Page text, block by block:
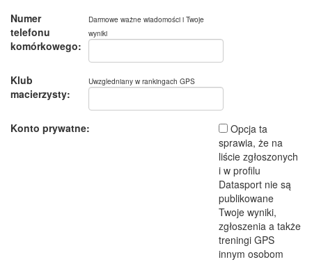
Numer
telefonu
komórkowego:
Darmowe ważne wiadomości i Twoje
wyniki
Klub
macierzysty:
Uwzgledniany w rankingach GPS
Konto prywatne:
Opcja ta
sprawia, że na
liście zgłoszonych
i w profilu
Datasport nie są
publikowane
Twoje wyniki,
zgłoszenia a także
treningi GPS
innym osobom